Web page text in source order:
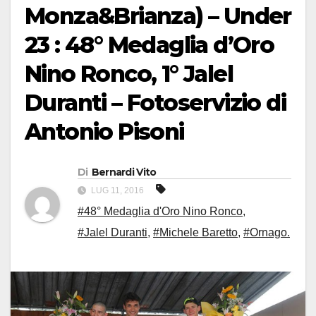
Monza&Brianza) – Under
23 : 48° Medaglia d’Oro
Nino Ronco, 1° Jalel
Duranti – Fotoservizio di
Antonio Pisoni
Di Bernardi Vito
LUG 11, 2016
#48° Medaglia d'Oro Nino Ronco,
#Jalel Duranti, #Michele Baretto, #Ornago.